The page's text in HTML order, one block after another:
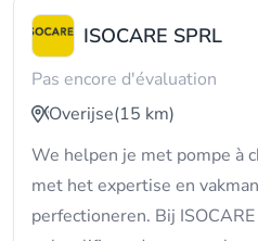
ISOCARE SPRL
Pas encore d'évaluation
Overijse(15 km)
We helpen je met pompe à
met het expertise en
perfectioneren. Bij